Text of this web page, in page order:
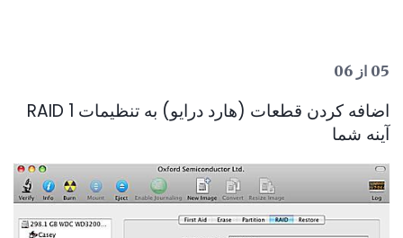
05 از 06
اضافه کردن قطعات (هارد درایو) به تنظیمات RAID 1
آینه شما